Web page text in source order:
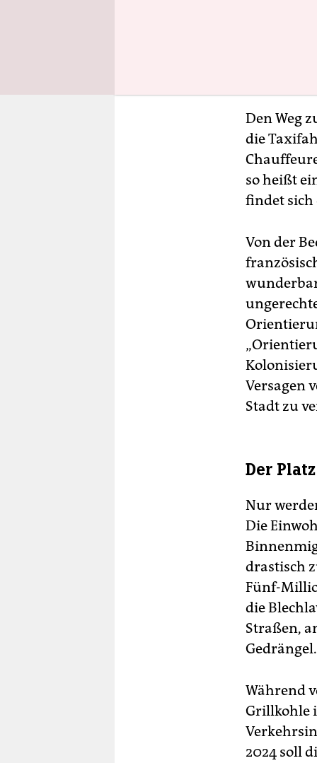
Den Weg
die
so heißt
findet sich
Von der
Versagen
Stadt zu
Der
Nur
Die
drastisch
Fünf-
die
Straßen,
Während
Grillkohle
2024 soll